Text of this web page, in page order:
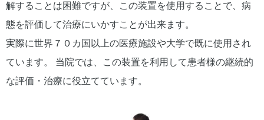
解することは困難ですが、この装置を使用することで、病
態を評価して治療にいかすことが出来ます。
実際に世界７０カ国以上の医療施設や大学で既に使用され
ています。 当院では、この装置を利用して患者様の継続的
な評価・治療に役立てています。